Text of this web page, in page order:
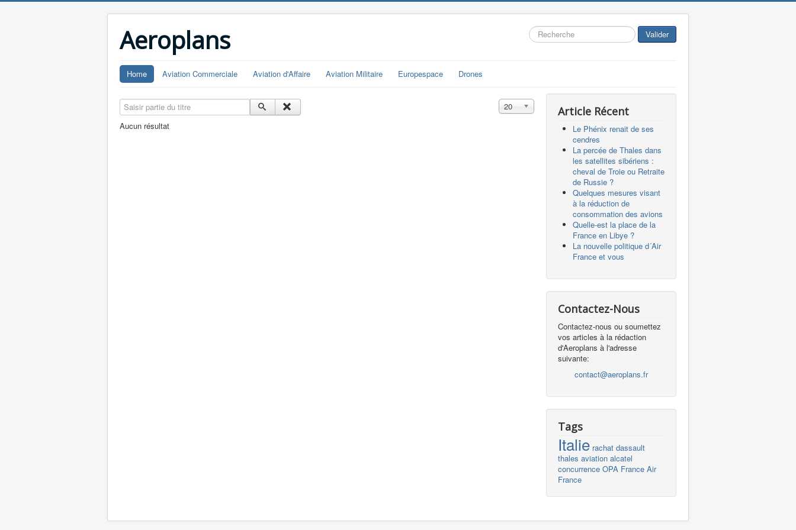
Aeroplans Rechercher Valider
Home Aviation Commerciale Aviation d'Affaire Aviation Militaire Europespace Drones
Saisir partie du titre Affichage #
20
Aucun résultat
Article Récent
Le Phénix renait de ses
cendres
La percée de Thales dans
les satellites sibériens :
cheval de Troie ou Retraite
de Russie ?
Quelques mesures visant
à la réduction de
consommation des avions
Quelle-est la place de la
France en Libye ?
La nouvelle politique d´Air
France et vous
Contactez-Nous
Contactez-nous ou soumettez
vos articles à la rédaction
d'Aeroplans à l'adresse
suivante:
contact@aeroplans.fr
Tags
Italie rachat dassault
thales aviation alcatel
concurrence OPA France Air
France